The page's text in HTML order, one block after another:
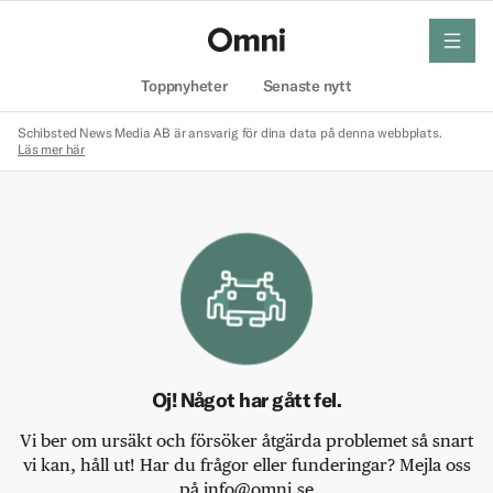
Toppnyheter Senaste nytt
meny
Schibsted News Media AB är ansvarig för dina data på denna webbplats.
Läs mer här
Oj! Något har gått fel.
Vi ber om ursäkt och försöker åtgärda problemet så snart
vi kan, håll ut! Har du frågor eller funderingar? Mejla oss